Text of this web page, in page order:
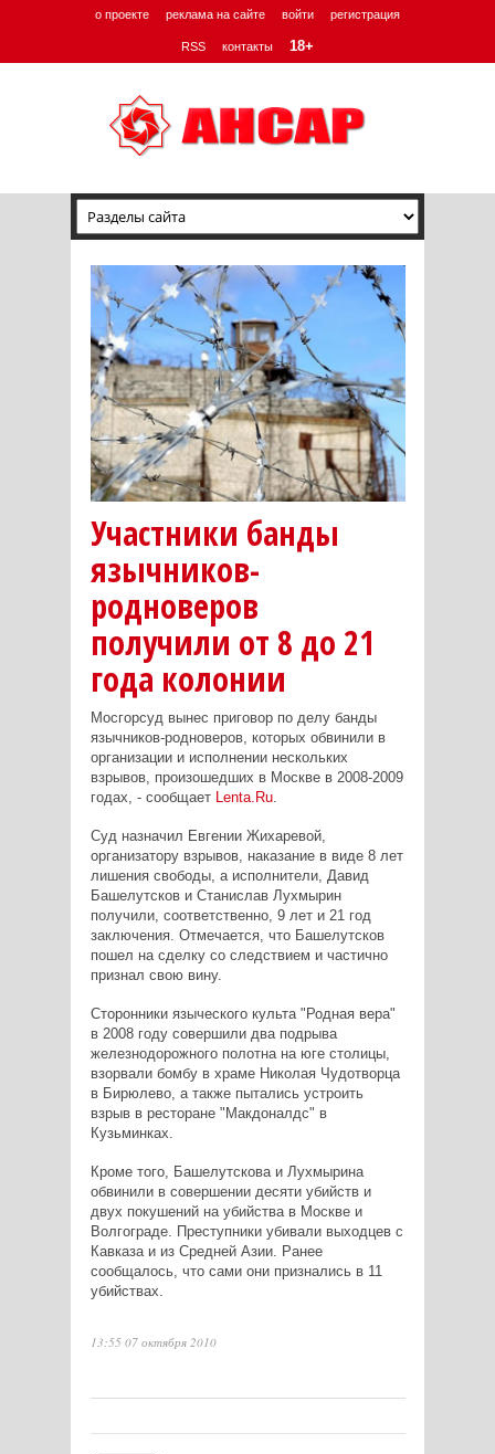
о проекте реклама на сайте войти регистрация
RSS контакты 18+
Участники банды
язычников-
родноверов
получили от 8 до 21
года колонии
Мосгорсуд вынес приговор по делу банды
язычников-родноверов, которых обвинили в
организации и исполнении нескольких
взрывов, произошедших в Москве в 2008-2009
годах, - сообщает Lenta.Ru.
Суд назначил Евгении Жихаревой,
организатору взрывов, наказание в виде 8 лет
лишения свободы, а исполнители, Давид
Башелутсков и Станислав Лухмырин
получили, соответственно, 9 лет и 21 год
заключения. Отмечается, что Башелутсков
пошел на сделку со следствием и частично
признал свою вину.
Сторонники языческого культа "Родная вера"
в 2008 году совершили два подрыва
железнодорожного полотна на юге столицы,
взорвали бомбу в храме Николая Чудотворца
в Бирюлево, а также пытались устроить
взрыв в ресторане "Макдоналдс" в
Кузьминках.
Кроме того, Башелутскова и Лухмырина
обвинили в совершении десяти убийств и
двух покушений на убийства в Москве и
Волгограде. Преступники убивали выходцев с
Кавказа и из Средней Азии. Ранее
сообщалось, что сами они признались в 11
убийствах.
13:55 07 октября 2010